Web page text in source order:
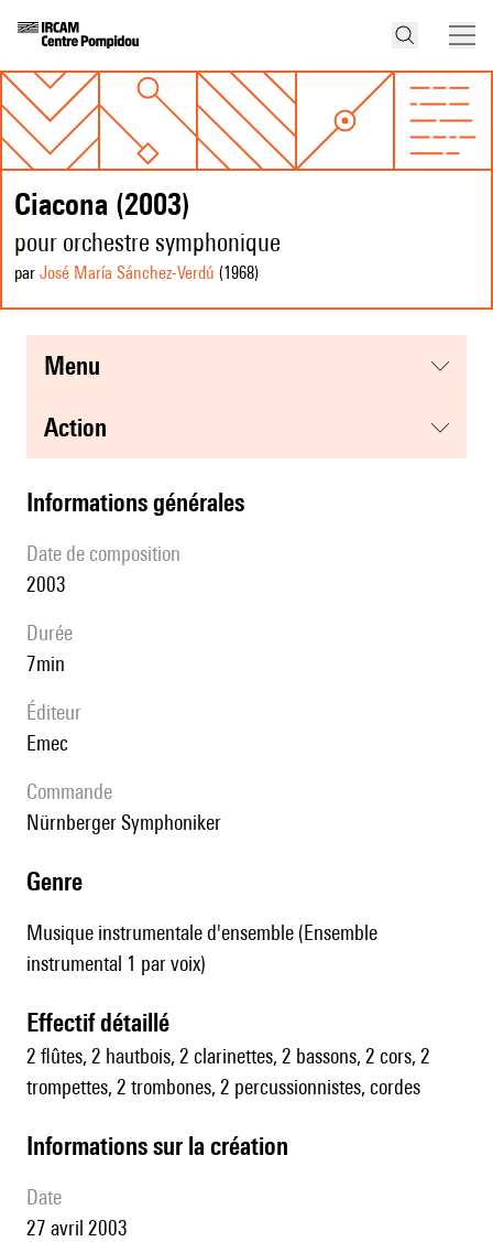
Ciacona (2003)
pour orchestre symphonique
par José María Sánchez-Verdú (1968)
menu
action
informations générales
date de composition
2003
durée
7min
éditeur
Emec
Commande
Nürnberger Symphoniker
genre
Musique instrumentale d'ensemble (Ensemble
instrumental 1 par voix)
effectif détaillé
2 flûtes, 2 hautbois, 2 clarinettes, 2 bassons, 2 cors, 2
trompettes, 2 trombones, 2 percussionnistes, cordes
informations sur la création
date
27 avril 2003